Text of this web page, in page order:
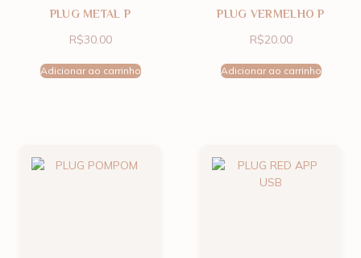
PLUG METAL P
R$30.00
Adicionar ao carrinho
PLUG VERMELHO P
R$20.00
Adicionar ao carrinho